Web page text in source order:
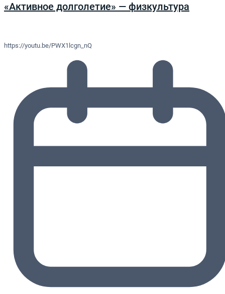
«Активное долголетие» — физкультура
https://youtu.be/PWX1lcgn_nQ